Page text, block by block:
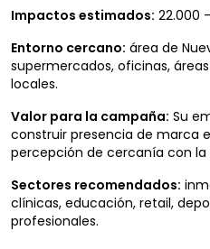
Impactos estimados: 22.000
Entorno cercano: área de
supermercados, oficinas,
locales.
Valor para la campaña: Su
construir presencia de marca
percepción de cercanía con la
Sectores recomendados:
clínicas, educación, retail,
profesionales.